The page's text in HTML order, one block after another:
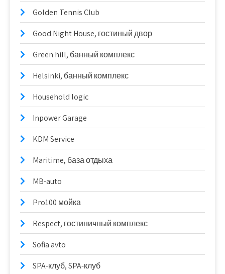
Golden Tennis Club
Good Night House, гостиный двор
Green hill, банный комплекс
Helsinki, банный комплекс
Household logic
Inpower Garage
KDM Service
Maritime, база отдыха
MB-auto
Pro100 мойка
Respect, гостиничный комплекс
Sofia avto
SPA-клуб, SPA-клуб